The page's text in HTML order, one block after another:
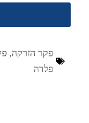
פקר הזרקה,פקר
פלדה